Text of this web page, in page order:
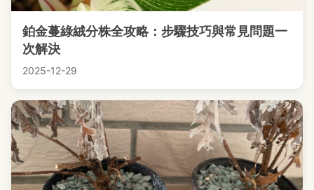
鉑金蔓綠絨分株全攻略：步驟技巧與常見問題一
次解決
2025-12-29